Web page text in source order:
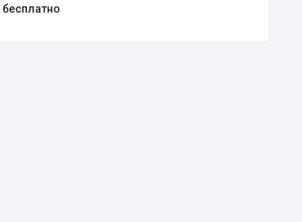
бесплатно